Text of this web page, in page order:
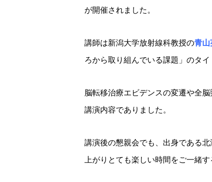
が開催されました。
講師は新潟大学放射線科教授の青山
ろから取り組んでいる課題」のタイ
脳転移治療エビデンスの変遷や全
講演内容でありました。
講演後の懇親会でも、出身である
上がりとても楽しい時間をご一緒